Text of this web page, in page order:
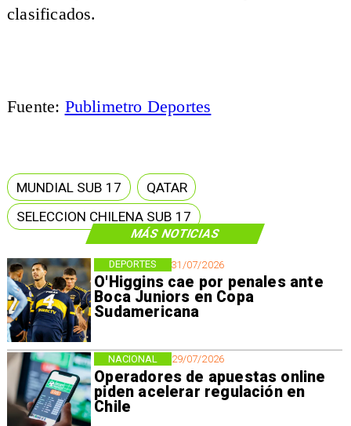
MÁS NOTICIAS
31/07/2026
O'Higgins cae por penales ante
Boca Juniors en Copa
Sudamericana
DEPORTES
29/07/2026
Operadores de apuestas online
piden acelerar regulación en
Chile
NACIONAL
clasificados.
Fuente: Publimetro Deportes
MUNDIAL SUB 17
QATAR
SELECCION CHILENA SUB 17